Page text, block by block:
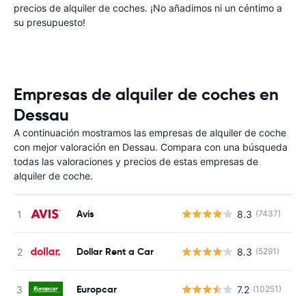
precios de alquiler de coches. ¡No añadimos ni un céntimo a
su presupuesto!
Empresas de alquiler de coches en
Dessau
A continuación mostramos las empresas de alquiler de coche
con mejor valoración en Dessau. Compara con una búsqueda
todas las valoraciones y precios de estas empresas de
alquiler de coche.
Avis 8.3 (7437)
Dollar Rent a Car 8.3 (5291)
Europcar 7.2 (10251)